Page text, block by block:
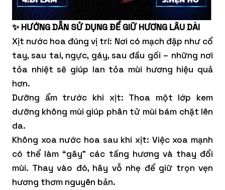
✨ HƯỚNG DẪN SỬ DỤNG ĐỂ GIỮ HƯƠNG LÂU DÀI
Xịt nước hoa đúng vị trí: Nơi có mạch đập như cổ
tay, sau tai, ngực, gáy, sau đầu gối – những nơi
tỏa nhiệt sẽ giúp lan tỏa mùi hương hiệu quả
hơn.
Dưỡng ẩm trước khi xịt: Thoa một lớp kem
dưỡng không mùi giúp phân tử mùi bám chặt lên
da.
Không xoa nước hoa sau khi xịt: Việc xoa mạnh
có thể làm “gãy” các tầng hương và thay đổi
mùi. Thay vào đó, hãy vỗ nhẹ để giữ trọn vẹn
hương thơm nguyên bản.